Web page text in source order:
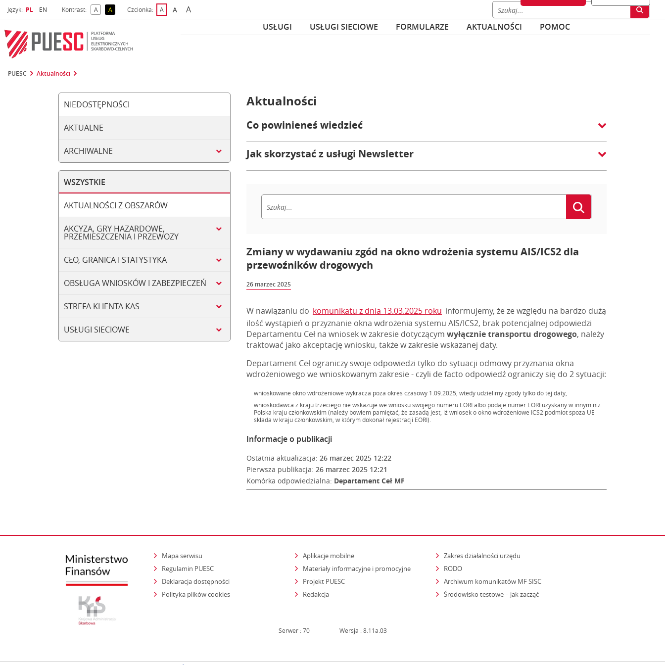
Język: Wybrany język
PL Wybierz język
EN Kontrast: Akontrast domyślny
Akontrast żółty tekst na czarnym tle
Czcionka: Adomyślna czcionka
Awiększa czcionka
Anajwiększa czcionka
USŁUGI
USŁUGI SIECIOWE FORMULARZE AKTUALNOŚCI POMOC
PUESC Aktualności
NIEDOSTĘPNOŚCI
AKTUALNE
ARCHIWALNE
WSZYSTKIE
AKTUALNOŚCI Z OBSZARÓW
AKCYZA, GRY HAZARDOWE,
PRZEMIESZCZENIA I PRZEWOZY
CŁO, GRANICA I STATYSTYKA
OBSŁUGA WNIOSKÓW I ZABEZPIECZEŃ
STREFA KLIENTA KAS
USŁUGI SIECIOWE
Aktualności
Co powinieneś wiedzieć
Jak skorzystać z usługi Newsletter
Zmiany w wydawaniu zgód na okno wdrożenia systemu AIS/ICS2 dla
przewoźników drogowych
26 marzec 2025
W nawiązaniu do komunikatu z dnia 13.03.2025 roku informujemy, że ze względu na bardzo dużą
ilość wystąpień o przyznanie okna wdrożenia systemu AIS/ICS2, brak potencjalnej odpowiedzi
Departamentu Ceł na wniosek w zakresie dotyczącym wyłącznie transportu drogowego, należy
traktować jako akceptację wniosku, także w zakresie wskazanej daty.
Departament Ceł ograniczy swoje odpowiedzi tylko do sytuacji odmowy przyznania okna
wdrożeniowego we wnioskowanym zakresie - czyli de facto odpowiedź ograniczy się do 2 sytuacji:
wnioskowane okno wdrożeniowe wykracza poza okres czasowy 1.09.2025, wtedy udzielimy zgody tylko do tej daty,
wnioskodawca z kraju trzeciego nie wskazuje we wniosku swojego numeru EORI albo podaje numer EORI uzyskany w innym niż
Polska kraju członkowskim (należy bowiem pamiętać, że zasadą jest, iż wniosek o okno wdrożeniowe ICS2 podmiot spoza UE
składa w kraju członkowskim, w którym dokonał rejestracji EORI).
Informacje o publikacji
Ostatnia aktualizacja: 26 marzec 2025 12:22
Pierwsza publikacja: 26 marzec 2025 12:21
Komórka odpowiedzialna: Departament Ceł MF
Mapa serwisu
Regulamin PUESC
Deklaracja dostępności
Polityka plików cookies
Aplikacje mobilne
Materiały informacyjne i promocyjne
Projekt PUESC
Redakcja
Zakres działalności urzędu
RODO
Archiwum komunikatów MF SISC
Środowisko testowe – jak zacząćstrona otwiera się w nowym oknie
Serwer : 70 Wersja : 8.11a.03